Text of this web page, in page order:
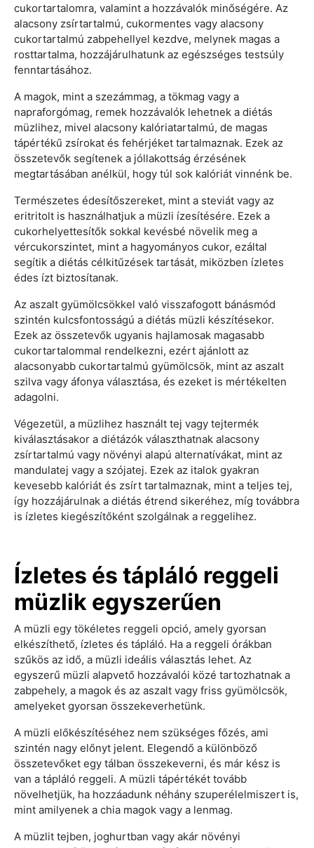
cukortartalomra, valamint a hozzávalók minőségére. Az
alacsony zsírtartalmú, cukormentes vagy alacsony
cukortartalmú zabpehellyel kezdve, melynek magas a
rosttartalma, hozzájárulhatunk az egészséges testsúly
fenntartásához.
A magok, mint a szezámmag, a tökmag vagy a
napraforgómag, remek hozzávalók lehetnek a diétás
müzlihez, mivel alacsony kalóriatartalmú, de magas
tápértékű zsírokat és fehérjéket tartalmaznak. Ezek az
összetevők segítenek a jóllakottság érzésének
megtartásában anélkül, hogy túl sok kalóriát vinnénk be.
Természetes édesítőszereket, mint a steviát vagy az
eritritolt is használhatjuk a müzli ízesítésére. Ezek a
cukorhelyettesítők sokkal kevésbé növelik meg a
vércukorszintet, mint a hagyományos cukor, ezáltal
segítik a diétás célkitűzések tartását, miközben ízletes
édes ízt biztosítanak.
Az aszalt gyümölcsökkel való visszafogott bánásmód
szintén kulcsfontosságú a diétás müzli készítésekor.
Ezek az összetevők ugyanis hajlamosak magasabb
cukortartalommal rendelkezni, ezért ajánlott az
alacsonyabb cukortartalmú gyümölcsök, mint az aszalt
szilva vagy áfonya választása, és ezeket is mértékelten
adagolni.
Végezetül, a müzlihez használt tej vagy tejtermék
kiválasztásakor a diétázók választhatnak alacsony
zsírtartalmú vagy növényi alapú alternatívákat, mint az
mandulatej vagy a szójatej. Ezek az italok gyakran
kevesebb kalóriát és zsírt tartalmaznak, mint a teljes tej,
így hozzájárulnak a diétás étrend sikeréhez, míg továbbra
is ízletes kiegészítőként szolgálnak a reggelihez.
Ízletes és tápláló reggeli
müzlik egyszerűen
A müzli egy tökéletes reggeli opció, amely gyorsan
elkészíthető, ízletes és tápláló. Ha a reggeli órákban
szűkös az idő, a müzli ideális választás lehet. Az
egyszerű müzli alapvető hozzávalói közé tartozhatnak a
zabpehely, a magok és az aszalt vagy friss gyümölcsök,
amelyeket gyorsan összekeverhetünk.
A müzli előkészítéséhez nem szükséges főzés, ami
szintén nagy előnyt jelent. Elegendő a különböző
összetevőket egy tálban összekeverni, és már kész is
van a tápláló reggeli. A müzli tápértékét tovább
növelhetjük, ha hozzáadunk néhány szuperélelmiszert is,
mint amilyenek a chia magok vagy a lenmag.
A müzlit tejben, joghurtban vagy akár növényi